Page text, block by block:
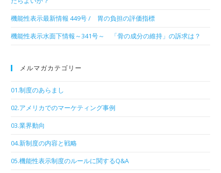
機能性表示最新情報 449号 / 胃の負担の評価指標
機能性表示水面下情報～341号～ 「骨の成分の維持」の訴求は？
メルマガカテゴリー
01.制度のあらまし
02.アメリカでのマーケティング事例
03.業界動向
04.新制度の内容と戦略
05.機能性表示制度のルールに関するQ&A